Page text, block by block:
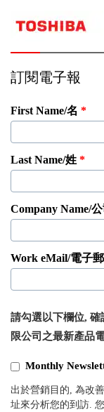
訂閱電子報
First Name/名
Last Name/姓
Company Name/
Work eMail/電子
請勾選以下欄位,
限公司之最新產品
Monthly
出於營銷目的, 為改
址來分析您的到訪.